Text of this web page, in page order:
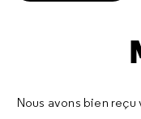
Nous avons bien